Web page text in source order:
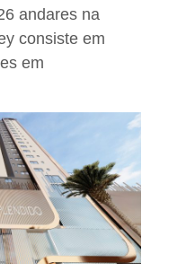
andares na
consiste em
em